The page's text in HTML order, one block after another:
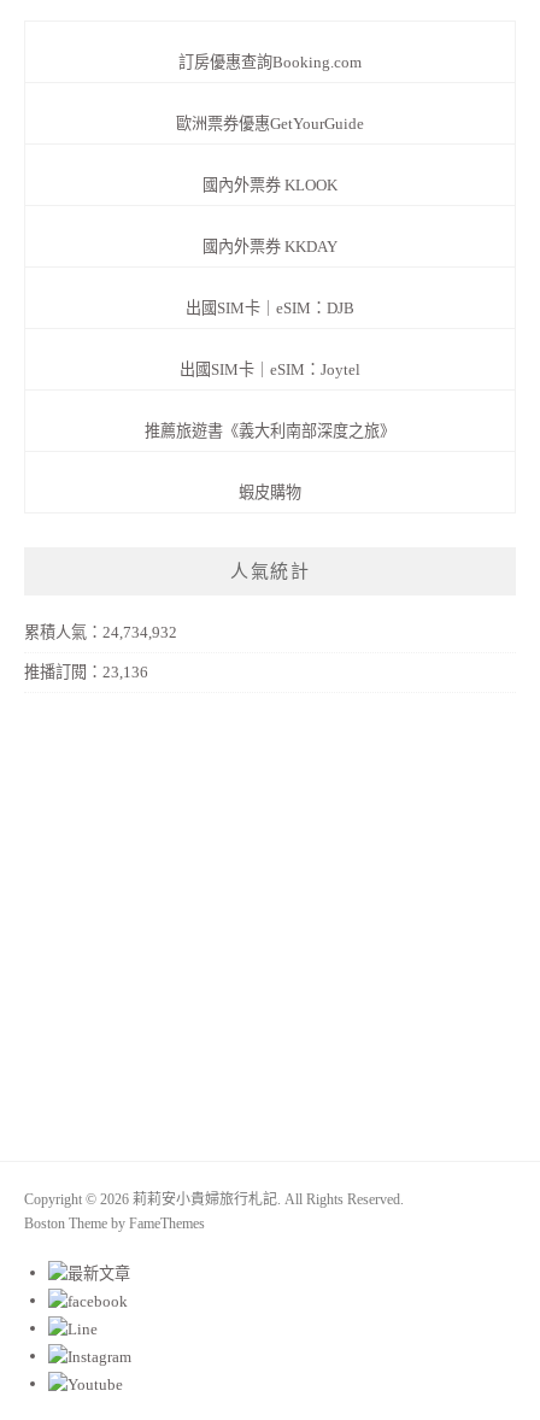
訂房優惠查詢Booking.com
歐洲票券優惠GetYourGuide
國內外票券 KLOOK
國內外票券 KKDAY
出國SIM卡｜eSIM：DJB
出國SIM卡｜eSIM：Joytel
推薦旅遊書《義大利南部深度之旅》
蝦皮購物
人氣統計
累積人氣：24,734,932
推播訂閱：23,136
Copyright © 2026 莉莉安小貴婦旅行札記. All Rights Reserved.
Boston Theme by FameThemes